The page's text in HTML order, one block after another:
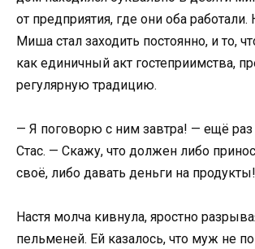
от предприятия, где они оба работали.
Миша стал заходить постоянно, и то,
как единичный акт гостеприимства,
регулярную традицию.
— Я поговорю с ним завтра! — ещё
Стас. — Скажу, что должен либо
своё, либо давать деньги на
Настя молча кивнула, яростно
пельменей. Ей казалось, что муж не